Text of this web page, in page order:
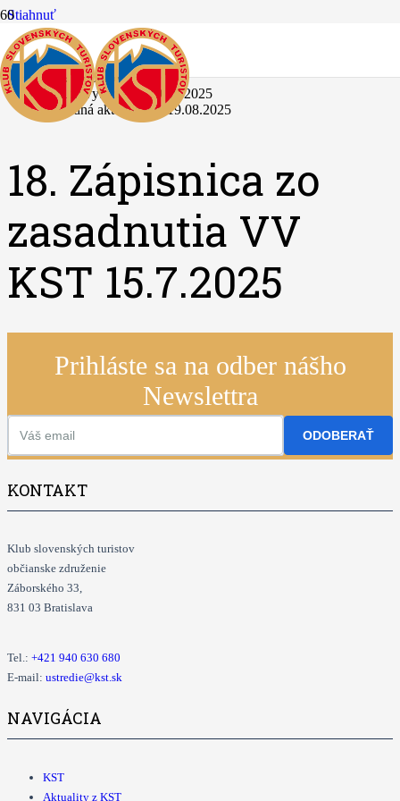
Stiahnuť
Stiahnuť
154
Veľkosť súboru3.50 MB
Počet súborov1
Dátum vytvorenia19.08.2025
Posledná aktualizácia 19.08.2025
18. Zápisnica zo
zasadnutia VV
KST 15.7.2025
Prihláste sa na odber nášho
Newslettra
ODOBERAŤ
KONTAKT
Klub slovenských turistov
občianske združenie
Záborského 33,
831 03 Bratislava
Tel.: +421 940 630 680
E-mail: ustredie@kst.sk
NAVIGÁCIA
KST
Aktuality z KST